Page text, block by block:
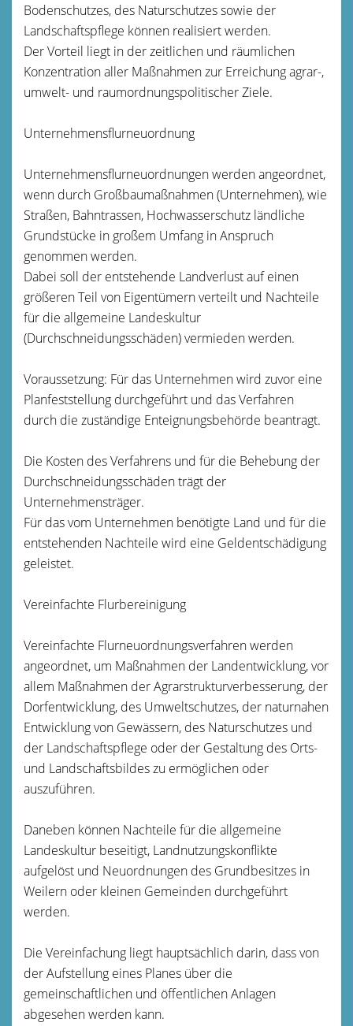
Bodenschutzes, des Naturschutzes sowie der
Landschaftspflege können realisiert werden.
Der Vorteil liegt in der zeitlichen und räumlichen
Konzentration aller Maßnahmen zur Erreichung agrar-,
umwelt- und raumordnungspolitischer Ziele.
Unternehmensflurneuordnung
Unternehmensflurneuordnungen werden angeordnet,
wenn durch Großbaumaßnahmen (Unternehmen), wie
Straßen, Bahntrassen, Hochwasserschutz ländliche
Grundstücke in großem Umfang in Anspruch
genommen werden.
Dabei soll der entstehende Landverlust auf einen
größeren Teil von Eigentümern verteilt und Nachteile
für die allgemeine Landeskultur
(Durchschneidungsschäden) vermieden werden.
Voraussetzung: Für das Unternehmen wird zuvor eine
Planfeststellung durchgeführt und das Verfahren
durch die zuständige Enteignungsbehörde beantragt.
Die Kosten des Verfahrens und für die Behebung der
Durchschneidungsschäden trägt der
Unternehmensträger.
Für das vom Unternehmen benötigte Land und für die
entstehenden Nachteile wird eine Geldentschädigung
geleistet.
Vereinfachte Flurbereinigung
Vereinfachte Flurneuordnungsverfahren werden
angeordnet, um Maßnahmen der Landentwicklung, vor
allem Maßnahmen der Agrarstrukturverbesserung, der
Dorfentwicklung, des Umweltschutzes, der naturnahen
Entwicklung von Gewässern, des Naturschutzes und
der Landschaftspflege oder der Gestaltung des Orts-
und Landschaftsbildes zu ermöglichen oder
auszuführen.
Daneben können Nachteile für die allgemeine
Landeskultur beseitigt, Landnutzungskonflikte
aufgelöst und Neuordnungen des Grundbesitzes in
Weilern oder kleinen Gemeinden durchgeführt
werden.
Die Vereinfachung liegt hauptsächlich darin, dass von
der Aufstellung eines Planes über die
gemeinschaftlichen und öffentlichen Anlagen
abgesehen werden kann.